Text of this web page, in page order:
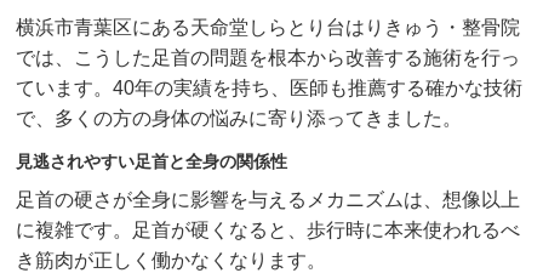
当院のアプリができました！
ご予約はこちらからも受け付けており
横浜市青葉区にある天命堂しらとり台はりきゅう・整骨院
では、こうした足首の問題を根本から改善する施術を行っ
ています。40年の実績を持ち、医師も推薦する確かな技術
で、多くの方の身体の悩みに寄り添ってきました。
見逃されやすい足首と全身の関係性
足首の硬さが全身に影響を与えるメカニズムは、想像以上
に複雑です。足首が硬くなると、歩行時に本来使われるべ
き筋肉が正しく働かなくなります。